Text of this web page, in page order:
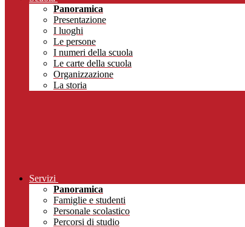
Panoramica
Presentazione
I luoghi
Le persone
I numeri della scuola
Le carte della scuola
Organizzazione
La storia
Servizi
Panoramica
Famiglie e studenti
Personale scolastico
Percorsi di studio